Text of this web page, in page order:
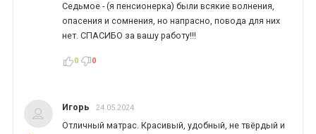
Седьмое - (я пенсионерка) были всякие волнения,
опасения и сомнения, но напрасно, повода для них
нет. СПАСИБО за вашу работу!!!
0 0
Игорь 24.05.2024
Отличный матрас. Красивый, удобный, не твёрдый и